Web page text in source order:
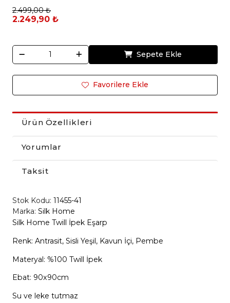
2.499,00 ₺
2.249,90 ₺
Sepete Ekle
Favorilere Ekle
Ürün Özellikleri
Yorumlar
Taksit
Stok Kodu: 11455-41
Marka: Silk Home
Silk Home Twill İpek Eşarp
Renk: Antrasit, Sisli Yeşil, Kavun İçi, Pembe
Materyal: %100 Twill İpek
Ebat: 90x90cm
Su ve leke tutmaz